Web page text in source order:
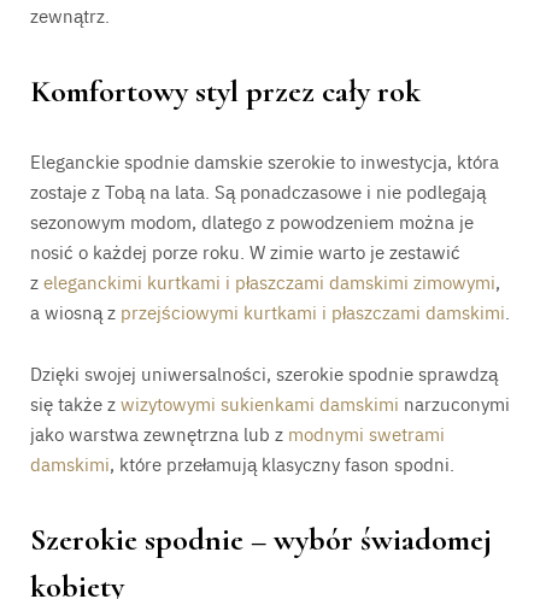
zewnątrz.
Komfortowy styl przez cały rok
Eleganckie spodnie damskie szerokie to inwestycja, która
zostaje z Tobą na lata. Są ponadczasowe i nie podlegają
sezonowym modom, dlatego z powodzeniem można je
nosić o każdej porze roku. W zimie warto je zestawić
zeleganckimi kurtkami i płaszczami damskimi zimowymi,
a wiosną z przejściowymi kurtkami i płaszczami damskimi
Dzięki swojej uniwersalności, szerokie spodnie sprawdzą
się także zwizytowymi sukienkami damskimi narzuconymi
jako warstwa zewnętrzna lub z modnymi swetrami
damskimi, które przełamują klasyczny fason spodni.
Szerokie spodnie – wybór świadomej
kobiety